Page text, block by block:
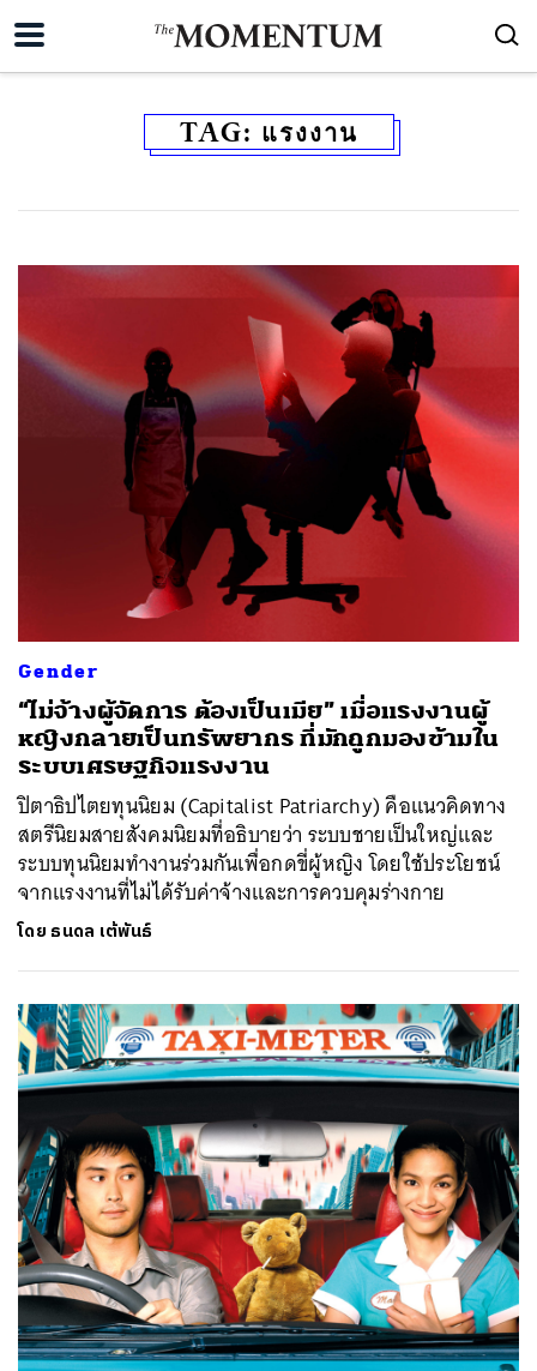
TAG: แรงงาน
Gender
“ไม่จ้างผู้จัดการ ต้องเป็นเมีย” เมื่อแรงงานผู้
หญิงกลายเป็นทรัพยากร ที่มักถูกมองข้ามใน
ระบบเศรษฐกิจแรงงาน
ปิตาธิปไตยทุนนิยม (Capitalist Patriarchy) คือแนวคิดทาง
สตรีนิยมสายสังคมนิยมที่อธิบายว่า ระบบชายเป็นใหญ่และ
ระบบทุนนิยมทำงานร่วมกันเพื่อกดขี่ผู้หญิง โดยใช้ประโยชน์
จากแรงงานที่ไม่ได้รับค่าจ้างและการควบคุมร่างกาย
โดย ธนดล เต้พันธ์